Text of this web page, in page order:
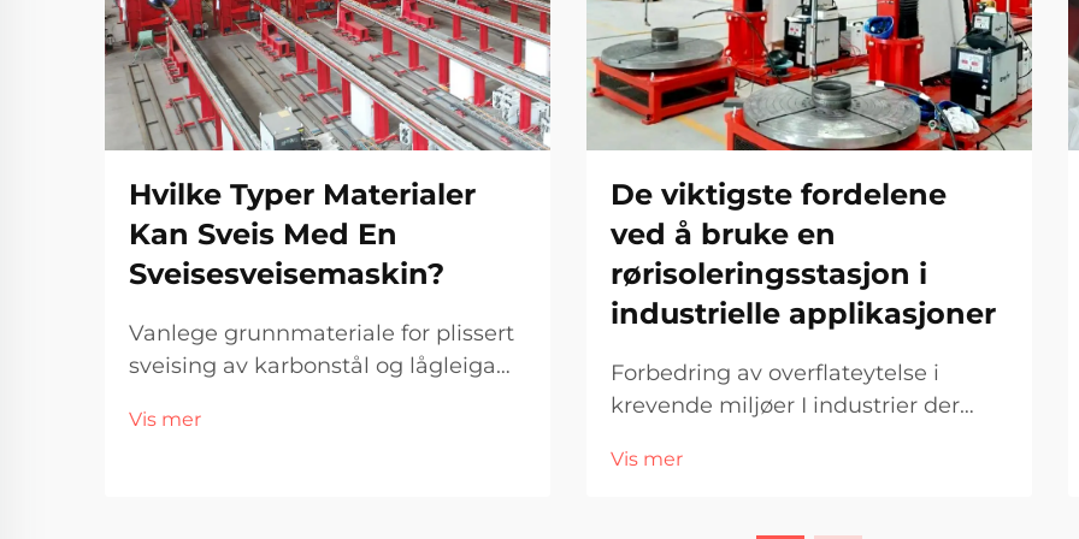
Hvilke Typer Materialer
Kan Sveis Med En
Sveisesveisemaskin?
Vanlege grunnmateriale for plissert
sveising av karbonstål og lågleiga
enn noko anna og fungerer så godt i
Vis mer
De viktigste fordelene
ved å bruke en
rørisoleringsstasjon i
industrielle applikasjoner
Forbedring av overflateytelse i
krevende miljøer I industrier der
høyetrykksforhold er dominerende,
Vis mer